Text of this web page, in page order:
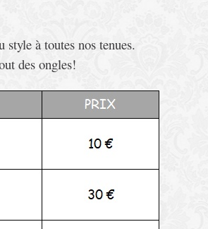
style à toutes nos tenues.
des ongles!